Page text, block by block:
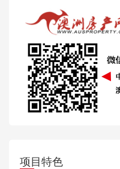
项目特色